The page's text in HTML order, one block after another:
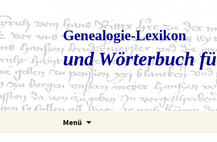
Genealogie-Lexikon
und Wörterbuch
Menü